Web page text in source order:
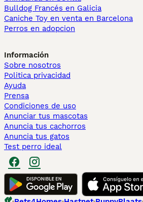
Bulldog Francés en Galicia
Caniche Toy en venta en Barcelona
Perros en adopcion
Información
Sobre nosotros
Politica privacidad
Ayuda
Prensa
Condiciones de uso
Anunciar tus mascotas
Anuncia tus cachorros
Anuncia tus gatos
Test perro ideal